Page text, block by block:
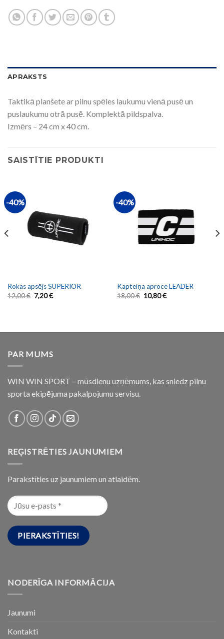
APRAKSTS
Taktikā planšete ar pilnu spēles laukumu vienā pusē un
puslaukumu otrā pusē. Komplektā pildspalva.
Izmērs – 24 cm x 40 cm.
SAISTĪTIE PRODUKTI
-40%
Rokas apsējs SUPERIOR
12,00€ 7,20€
-40%
Kapteiņa aproce LEADER
18,00€ 10,80€
PAR MUMS
WIN WIN SPORT – mūsdienu uzņēmums, kas sniedz pilnu
sporta ekipējuma pakalpojumu servisu.
REĢISTRĒTIES JAUNUMIEM
Parakstīties uz jaunumiem un atlaidēm.
NODERĪGA INFORMĀCIJA
Jaunumi
Kontakti